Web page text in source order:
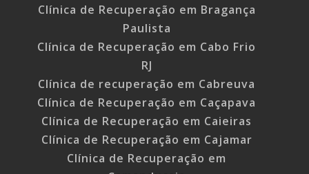
Clínica de Recuperação em Bragança
Paulista
Clínica de Recuperação em Cabo Frio
RJ
Clínica de recuperação em Cabreuva
Clínica de Recuperação em Caçapava
Clínica de Recuperação em Caieiras
Clínica de Recuperação em Cajamar
Clínica de Recuperação em